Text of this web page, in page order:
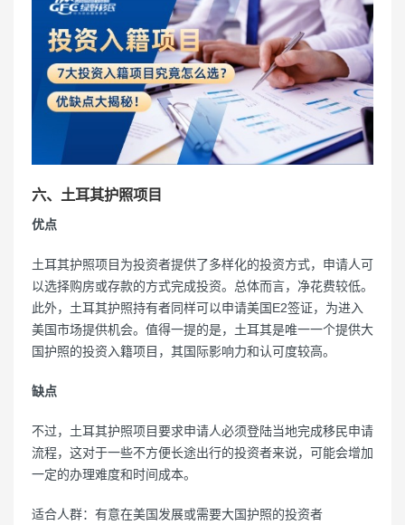
六、土耳其护照项目
优点
土耳其护照项目为投资者提供了多样化的投资方式，申请人可
以选择购房或存款的方式完成投资。总体而言，净花费较低。
此外，土耳其护照持有者同样可以申请美国E2签证，为进入
美国市场提供机会。值得一提的是，土耳其是唯一一个提供大
国护照的投资入籍项目，其国际影响力和认可度较高。
缺点
不过，土耳其护照项目要求申请人必须登陆当地完成移民申请
流程，这对于一些不方便长途出行的投资者来说，可能会增加
一定的办理难度和时间成本。
适合人群：有意在美国发展或需要大国护照的投资者